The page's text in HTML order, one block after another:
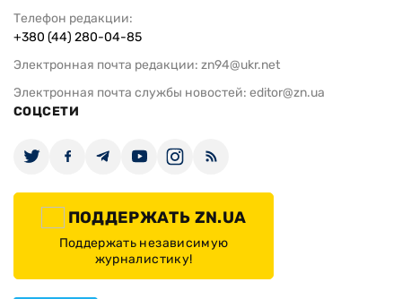
Телефон редакции:
+380 (44) 280-04-85
Электронная почта редакции: zn94@ukr.net
Электронная почта службы новостей: editor@zn.ua
СОЦСЕТИ
ПОДДЕРЖАТЬ ZN.UA
Поддержать независимую
журналистику!